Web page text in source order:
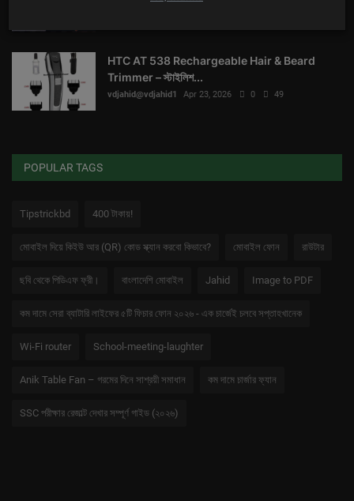
HTC AT 538 Rechargeable Hair & Beard
Trimmer – স্টাইলিশ...
vdjahid@vdjahid1 Apr 23, 2026 0 49
POPULAR TAGS
Tipstrickbd 400 টাকায়!
মোবাইল দিয়ে কিইউ আর (QR) কোড স্ক্যান করবো কিভাবে? মোবাইল ফোন রাউটার
ছবি থেকে পিডিএফ ফ্রী। বাংলাদেশি মোবাইল Jahid Image to PDF
কম দামে সেরা ব্যাটারি লাইফের ৫টি ফিচার ফোন ২০২৬ - এক চার্জেই চলবে সপ্তাহখানেক
Wi-Fi router School-meeting-laughter
Anik Table Fan – গরমের দিনে সাশ্রয়ী সমাধান কম দামে চার্জার ফ্যান
SSC পরীক্ষার রেজাল্ট দেখার সম্পূর্ণ গাইড (২০২৬)